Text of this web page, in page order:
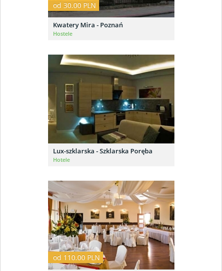
od 30.00 PLN
Kwatery Mira - Poznań
Hostele
Lux-szklarska - Szklarska Poręba
Hotele
od 110.00 PLN